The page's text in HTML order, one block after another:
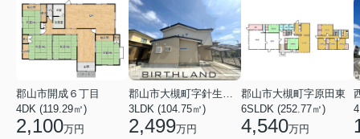
郡山市開成６丁目
4DK (119.29㎡)
2,100万円
郡山市大槻町字針生前田
3LDK (104.75㎡)
2,499万円
郡山市大槻町字原田東
6SLDK (252.77㎡)
4,540万円